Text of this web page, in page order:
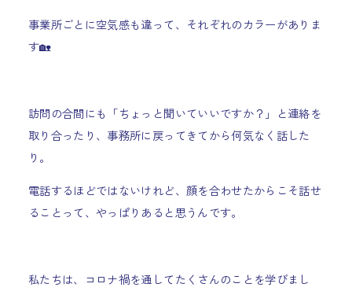
事業所ごとに空気感も違って、それぞれのカラーがありま
す🏡
訪問の合間にも「ちょっと聞いていいですか？」と連絡を
取り合ったり、事務所に戻ってきてから何気なく話した
り。
電話するほどではないけれど、顔を合わせたからこそ話せ
ることって、やっぱりあると思うんです。
私たちは、コロナ禍を通してたくさんのことを学びまし